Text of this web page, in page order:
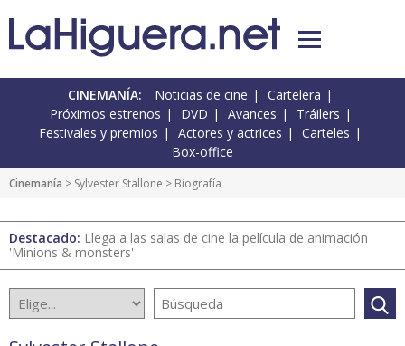
CINEMANÍA: Noticias de cine
Cartelera
Próximos estrenos
DVD Avances
Tráilers
Festivales y premios
Actores y actrices
Carteles
Box-office
Cinemanía > Sylvester Stallone > Biografía
Destacado: Llega a las salas de cine la película de animación
'Minions & monsters'